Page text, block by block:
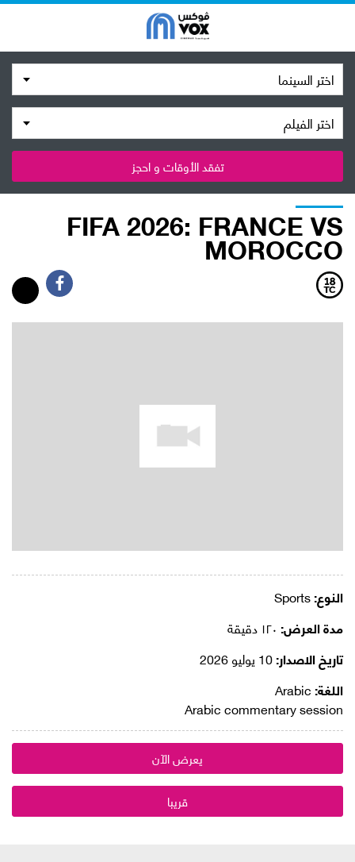
اختر السينما
اختر الفيلم
تفقد الأوقات و احجز
FIFA 2026: FRANCE VS
MOROCCO
النوع:
مدة العرض:
تاريخ الاصدار:
اللغة:
Arabic commentary session
يعرض الآن
قريبا